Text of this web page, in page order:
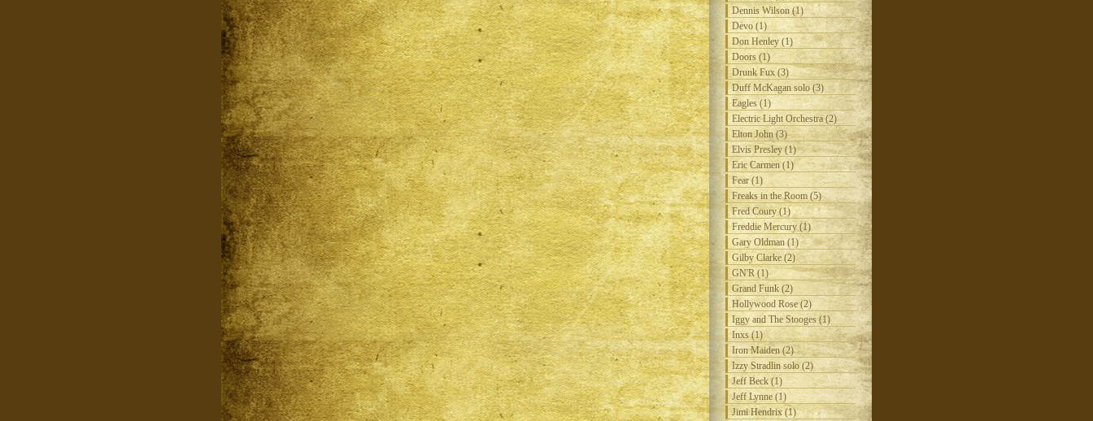
Dennis Wilson (1)
Devo (1)
Don Henley (1)
Doors (1)
Drunk Fux (3)
Duff McKagan solo (3)
Eagles (1)
Electric Light Orchestra (2)
Elton John (3)
Elvis Presley (1)
Eric Carmen (1)
Fear (1)
Freaks in the Room (5)
Fred Coury (1)
Freddie Mercury (1)
Gary Oldman (1)
Gilby Clarke (2)
GN'R (1)
Grand Funk (2)
Hollywood Rose (2)
Iggy and The Stooges (1)
Inxs (1)
Iron Maiden (2)
Izzy Stradlin solo (2)
Jeff Beck (1)
Jeff Lynne (1)
Jimi Hendrix (1)